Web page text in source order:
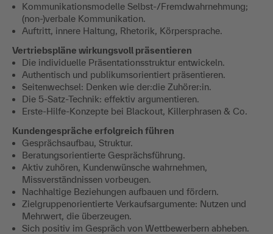
Kommunikationsmodelle Selbst-/Fremdwahrnehmung;
(non-)verbale Kommunikation.
Auftritt, innere Haltung, Rhetorik, Körpersprache.
Vertriebspläne wirkungsvoll präsentieren
Die individuelle Präsentationsstruktur entwickeln.
Authentisch und publikumsorientiert präsentieren.
Seitenwechsel: Denken wie der:die Zuhörer:in.
Die 5-Satz-Technik: effektiv argumentieren.
Erste-Hilfe-Konzepte bei Blackout, Killerphrasen & Co.
Kundengespräche erfolgreich führen
Gesprächsaufbau, Struktur.
Beratungsorientierte Gesprächsführung.
Aktiv zuhören, Kundenwünsche wahrnehmen,
Missverständnissen vorbeugen.
Nachhaltige Beziehungen aufbauen und fördern.
Zielgruppenorientierte Verkaufsargumente: Nutzen und
Mehrwert, die überzeugen.
Sich positiv im Gespräch von Wettbewerbern abheben.